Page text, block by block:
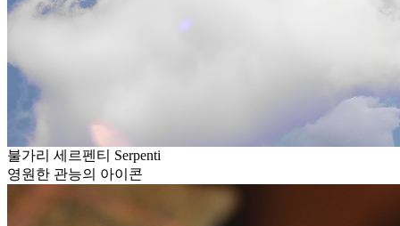
불가리 세르펜티 Serpenti
영원한 관능의 아이콘